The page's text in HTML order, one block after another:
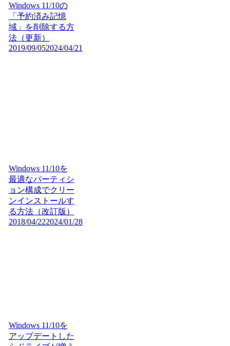
Windows 11/10の
「予約済み記憶
域」を削除する方
法（更新）
2019/09/052024/04/21
Windows 11/10を
最適なパーティシ
ョン構成でクリー
ンインストールす
る方法（改訂版）
2018/04/222024/01/28
Windows 11/10を
アップデートした